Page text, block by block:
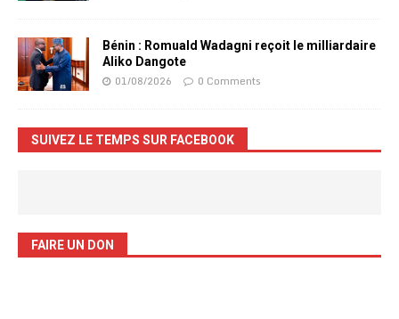
Bénin : Romuald Wadagni reçoit le milliardaire
Aliko Dangote
01/08/2026 0 Comments
SUIVEZ LE TEMPS SUR FACEBOOK
FAIRE UN DON